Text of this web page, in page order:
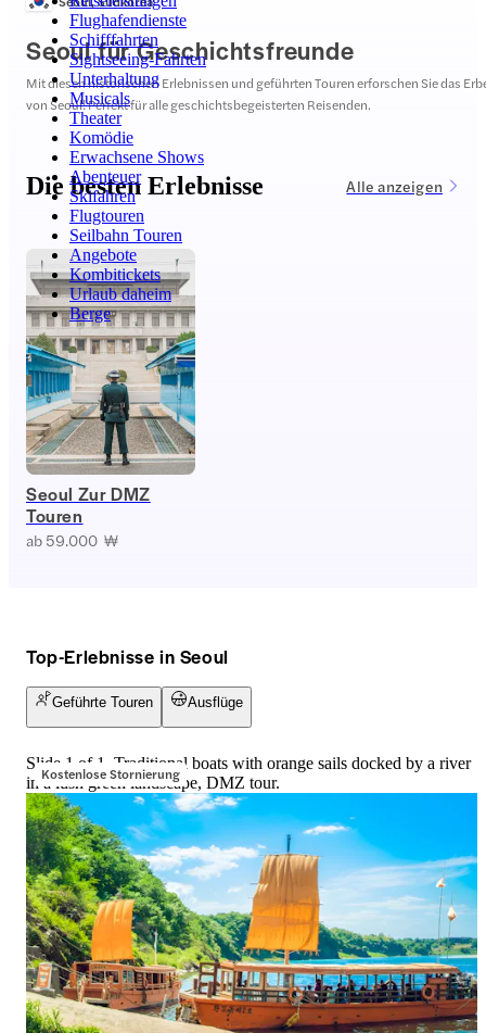
Flughafendienste
Schifffahrten
Sightseeing-Fahrten
Unterhaltung
Musicals
Theater
Komödie
Erwachsene Shows
Abenteuer
Skifahren
Flugtouren
Seilbahn Touren
Angebote
Kombitickets
Urlaub daheim
Berge
Seoul für Geschichtsfreunde
Mit diesen historischen Erlebnissen und geführten Touren erforschen Sie das
von Seoul! Perfekt für alle geschichtsbegeisterten Reisenden.
Die besten Erlebnisse Alle anzeigen
Seoul Zur DMZ
Touren
ab 59.000 ₩
Top-Erlebnisse in Seoul
Geführte Touren Ausflüge
Kostenlose Stornierung
Slide 1 of 1, Traditional boats with orange sails docked by a river
in a lush green landscape, DMZ tour.